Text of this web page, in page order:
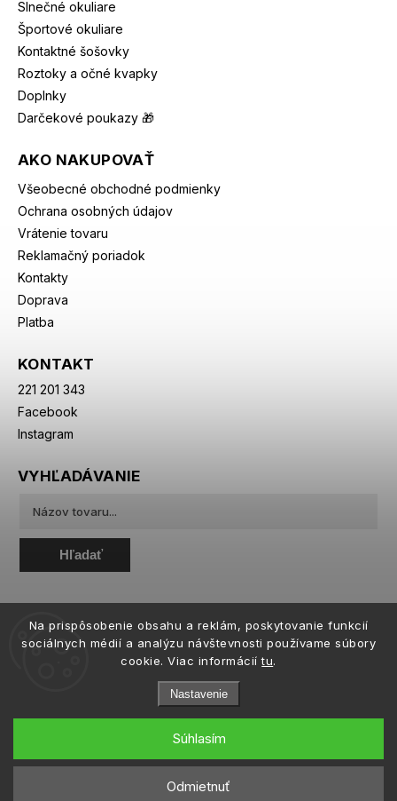
Na prispôsobenie obsahu a reklám, poskytovanie funkcií
sociálnych médií a analýzu návštevnosti používame súbory
cookie. Viac informáciítu.
Nastavenie
Odmietnuť
Súhlasím
Slnečné okuliare
Športové okuliare
Kontaktné šošovky
Roztoky a očné kvapky
Doplnky
Darčekové poukazy 🎁
AKO NAKUPOVAŤ
Všeobecné obchodné podmienky
Ochrana osobných údajov
Vrátenie tovaru
Reklamačný poriadok
Kontakty
Doprava
Platba
KONTAKT
221 201 343
Facebook
Instagram
VYHĽADÁVANIE
Hľadať
Copyright 2026eiffeloptic.sk. Všetky práva vyhradené.
Upraviť nastavenie cookies